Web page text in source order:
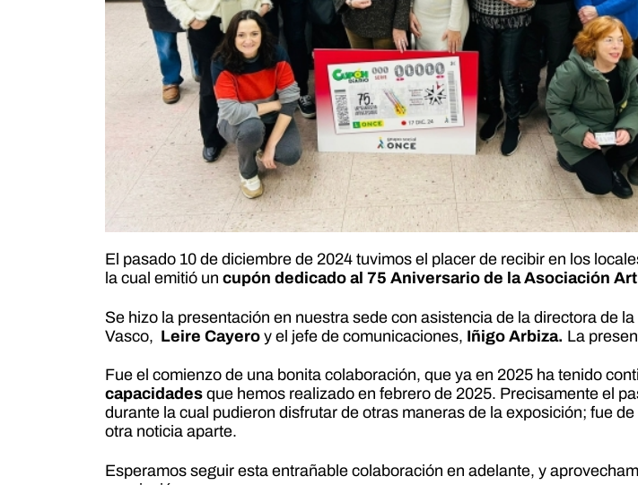
El pasado 10 de diciembre de 2024 tuvimos el placer de recibir en los
la cual emitió un cupón dedicado al 75 Aniversario de la Asociación
Se hizo la presentación en nuestra sede con asistencia de la directora de
Vasco, Leire Cayero y el jefe de comunicaciones, Iñigo Arbiza. La
Fue el comienzo de una bonita colaboración, que ya en 2025 ha tenido
capacidades que hemos realizado en febrero de 2025. Precisamente el
durante la cual pudieron disfrutar de otras maneras de la exposición; fue
otra noticia aparte.
Esperamos seguir esta entrañable colaboración en adelante, y